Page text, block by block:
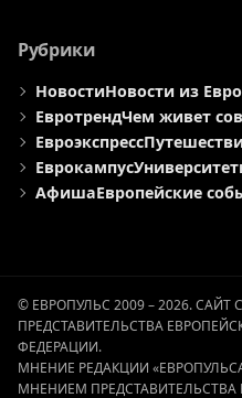
Рубрики
НовостиНовости из
ЕвротрендЧем живет
Евроэкспресс
Еврокампус
АфишаЕвропейские
© ЕВРОПУЛЬС 2009 – 2026.
ПРЕДСТАВИТЕЛЬСТВА
ФЕДЕРАЦИИ.
МНЕНИЕ РЕДАКЦИИ
МНЕНИЕМ